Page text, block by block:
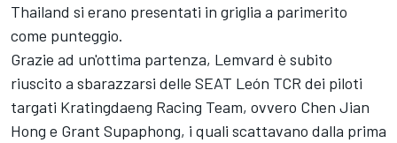
Thailand si erano presentati in griglia a parimerito
come punteggio.
Grazie ad un'ottima partenza, Lemvard è subito
riuscito a sbarazzarsi delle SEAT León TCR dei piloti
targati Kratingdaeng Racing Team, ovvero Chen Jian
Hong e Grant Supaphong, i quali scattavano dalla prima